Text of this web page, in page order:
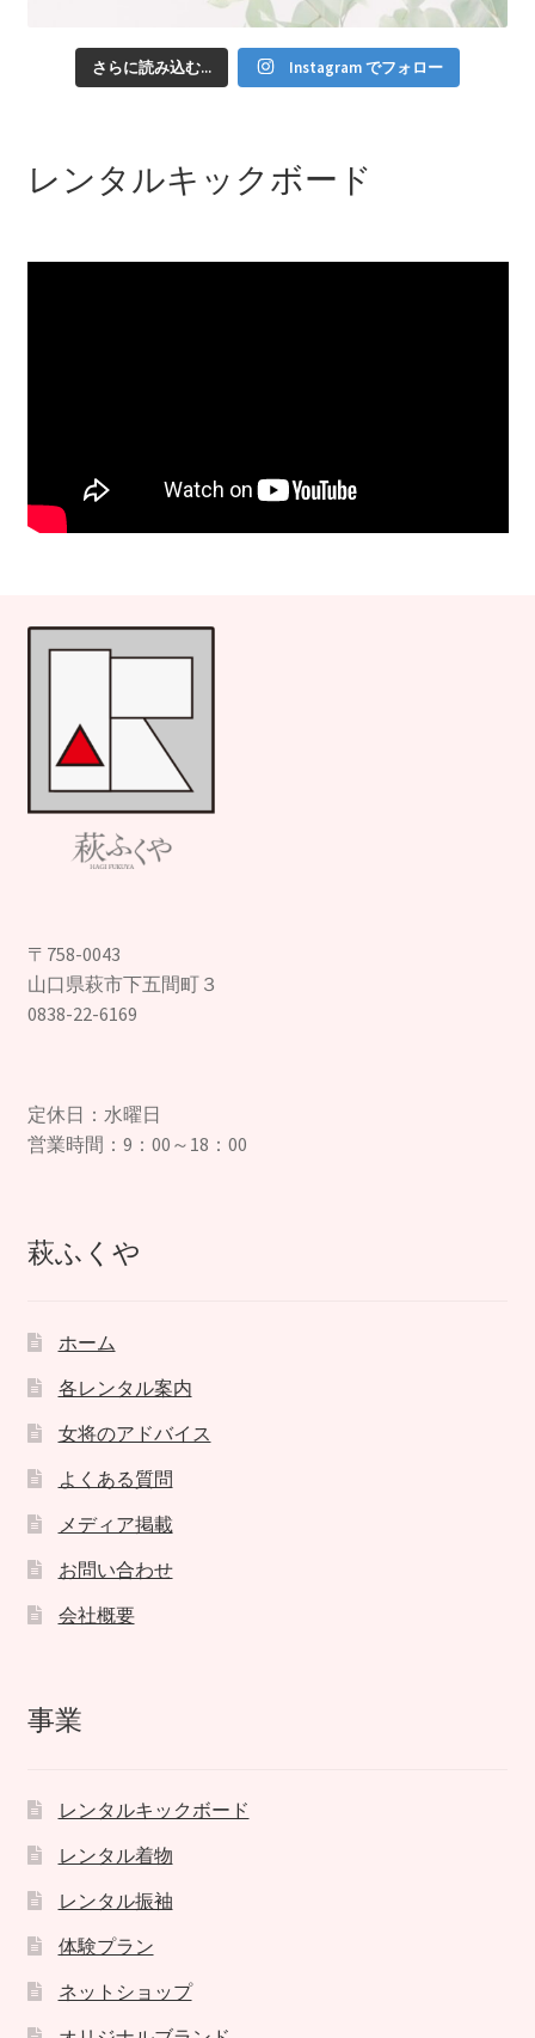
さらに読み込む... Instagram でフォロー
レンタルキックボード
〒758-0043
山口県萩市下五間町３
0838-22-6169
定休日：水曜日
営業時間：9：00～18：00
萩ふくや
ホーム
各レンタル案内
女将のアドバイス
よくある質問
メディア掲載
お問い合わせ
会社概要
事業
レンタルキックボード
レンタル着物
レンタル振袖
体験プラン
ネットショップ